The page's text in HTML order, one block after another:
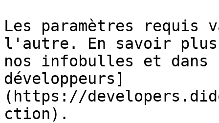
Les paramètres
l'autre. En savoir plus
nos infobulles et dans
développeurs]
(https://
ction).